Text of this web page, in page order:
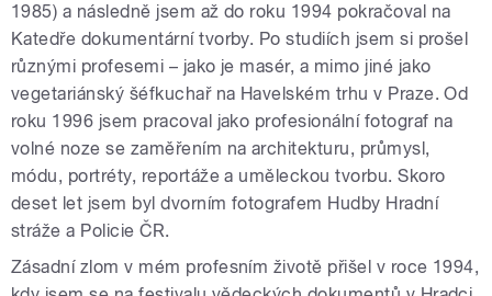
1985) a následně jsem až do roku 1994 pokračoval na
Katedře dokumentární tvorby. Po studiích jsem si prošel
různými profesemi – jako je masér, a mimo jiné jako
vegetariánský šéfkuchař na Havelském trhu v Praze. Od
roku 1996 jsem pracoval jako profesionální fotograf na
volné noze se zaměřením na architekturu, průmysl,
módu, portréty, reportáže a uměleckou tvorbu. Skoro
deset let jsem byl dvorním fotografem Hudby Hradní
stráže a Policie ČR.
Zásadní zlom v mém profesním životě přišel v roce 1994,